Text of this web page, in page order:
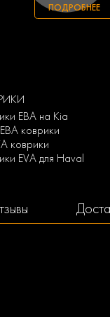
ПОДРОБНЕЕ
ЕВА на Kia
коврики
коврики
EVA для Haval